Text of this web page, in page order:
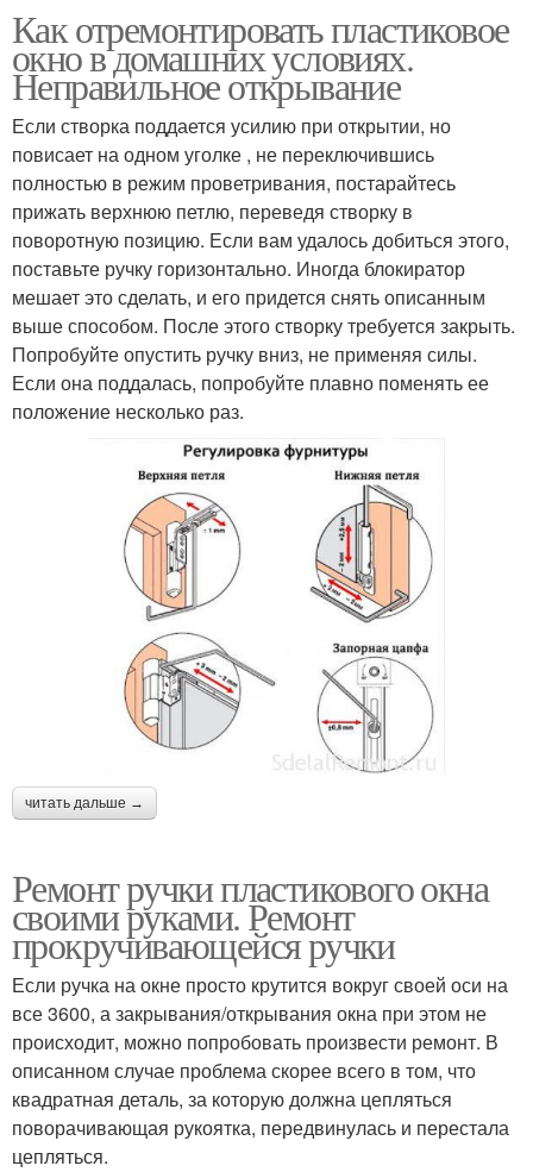
Как отремонтировать пластиковое
окно в домашних условиях.
Неправильное открывание
Если створка поддается усилию при открытии, но
повисает на одном уголке , не переключившись
полностью в режим проветривания, постарайтесь
прижать верхнюю петлю, переведя створку в
поворотную позицию. Если вам удалось добиться этого,
поставьте ручку горизонтально. Иногда блокиратор
мешает это сделать, и его придется снять описанным
выше способом. После этого створку требуется закрыть.
Попробуйте опустить ручку вниз, не применяя силы.
Если она поддалась, попробуйте плавно поменять ее
положение несколько раз.
читать дальше →
Ремонт ручки пластикового окна
своими руками. Ремонт
прокручивающейся ручки
Если ручка на окне просто крутится вокруг своей оси на
все 3600, а закрывания/открывания окна при этом не
происходит, можно попробовать произвести ремонт. В
описанном случае проблема скорее всего в том, что
квадратная деталь, за которую должна цепляться
поворачивающая рукоятка, передвинулась и перестала
цепляться.